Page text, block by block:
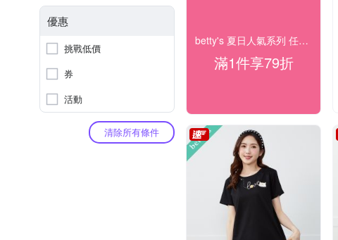
優惠
挑戰低價
券
活動
清除所有條件
betty's 夏日人氣系列 任1件79折
滿1件享79折